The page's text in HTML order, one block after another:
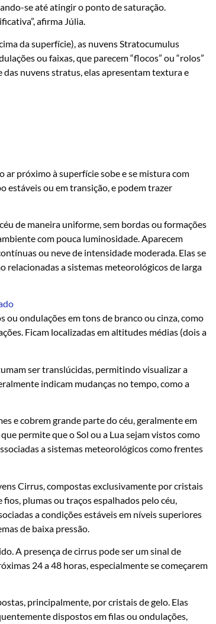
se até atingir o ponto de saturação.
afirma Júlia.
da superfície), as nuvens Stratocumulus
ou faixas, que parecem “flocos” ou “rolos”
nuvens stratus, elas apresentam textura e
ar próximo à superfície sobe e se mistura com
estáveis ou em transição, e podem trazer
de maneira uniforme, sem bordas ou formações
com pouca luminosidade. Aparecem
ou neve de intensidade moderada. Elas se
relacionadas a sistemas meteorológicos de larga
ondulações em tons de branco ou cinza, como
Ficam localizadas em altitudes médias (dois a
ser translúcidas, permitindo visualizar a
indicam mudanças no tempo, como a
e cobrem grande parte do céu, geralmente em
permite que o Sol ou a Lua sejam vistos como
a sistemas meteorológicos como frentes
Cirrus, compostas exclusivamente por cristais
plumas ou traços espalhados pelo céu,
a condições estáveis em níveis superiores
de baixa pressão.
A presença de cirrus pode ser um sinal de
24 a 48 horas, especialmente se começarem
principalmente, por cristais de gelo. Elas
dispostos em filas ou ondulações,